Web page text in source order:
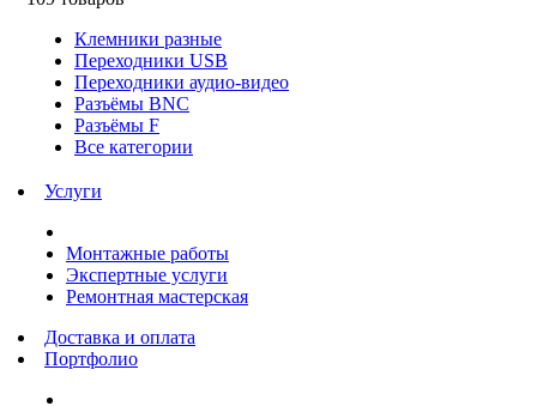
Клемники разные
Переходники USB
Переходники аудио-видео
Разъёмы BNC
Разъёмы F
Все категории
Услуги
Монтажные работы
Экспертные услуги
Ремонтная мастерская
Доставка и оплата
Портфолио